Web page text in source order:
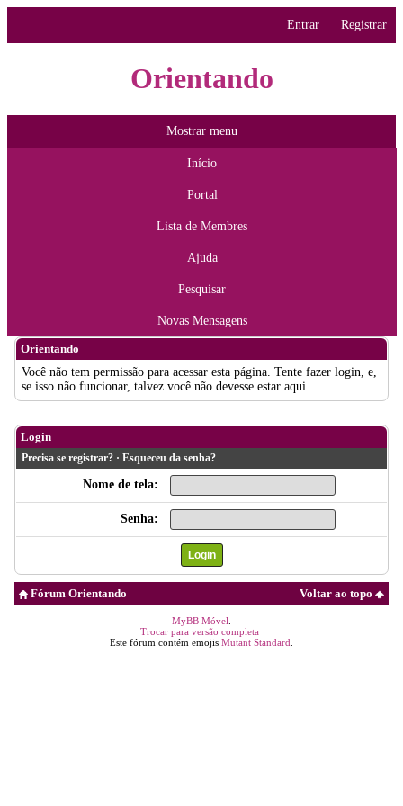
Entrar Registrar
Orientando
Mostrar menu
Início
Portal
Lista de Membres
Ajuda
Pesquisar
Novas Mensagens
Orientando
Você não tem permissão para acessar esta página. Tente fazer login, e,
se isso não funcionar, talvez você não devesse estar aqui.
Login
Precisa se registrar? · Esqueceu da senha?
Nome de tela:
Senha:
Voltar ao topo
Fórum Orientando
MyBB Móvel
Trocar para versão completa
Este fórum contém emojis Mutant Standard